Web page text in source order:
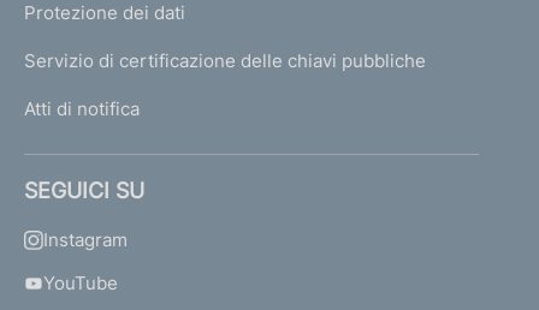
Protezione dei dati
Servizio di certificazione delle chiavi pubbliche
Atti di notifica
SEGUICI SU
Instagram
YouTube